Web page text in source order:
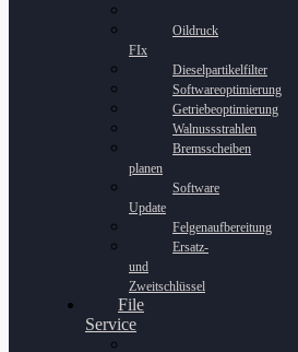
Oildruck
FIx
Dieselpartikelfilter
Softwareoptimierung
Getriebeoptimierung
Walnussstrahlen
Bremsscheiben
planen
Software
Update
Felgenaufbereitung
Ersatz-
und
Zweitschlüssel
File
Service